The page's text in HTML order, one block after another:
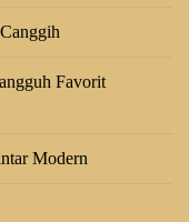
Favorit
Modern